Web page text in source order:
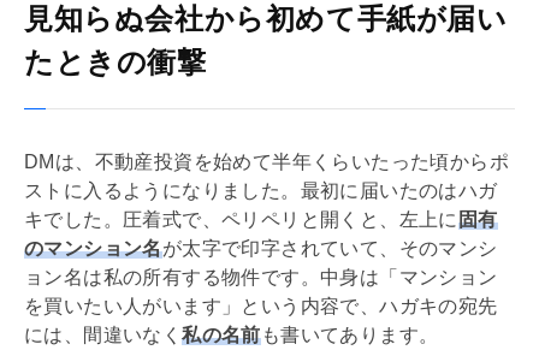
見知らぬ会社から初めて手紙が届い
たときの衝撃
DMは、不動産投資を始めて半年くらいたった頃からポ
ストに入るようになりました。最初に届いたのはハガ
キでした。圧着式で、ペリペリと開くと、左上に固有
のマンション名が太字で印字されていて、そのマンシ
ョン名は私の所有する物件です。中身は「マンション
を買いたい人がいます」という内容で、ハガキの宛先
には、間違いなく私の名前も書いてあります。